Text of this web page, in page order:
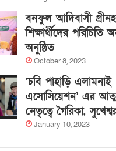
বনফুল আদিবাসী
শিক্ষার্থীদের পরিচিতি
অনুষ্ঠিত
October 8, 2023
‘চবি পাহাড়ি এলামনাই
এসোসিয়েশন’ এর
নেতৃত্বে গৈরিকা,
January 10, 2023